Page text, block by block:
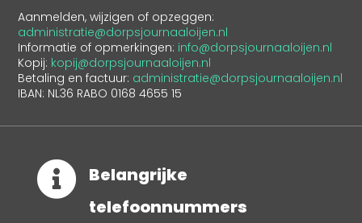
Aanmelden, wijzigen of opzeggen:
administratie@dorpsjournaaloijen.nl
Informatie of opmerkingen: info@dorpsjournaaloijen.nl
Kopij: kopij@dorpsjournaaloijen.nl
Betaling en factuur: administratie@dorpsjournaaloijen.nl
IBAN: NL36 RABO 0168 4655 15

Belangrijke
telefoonnummers